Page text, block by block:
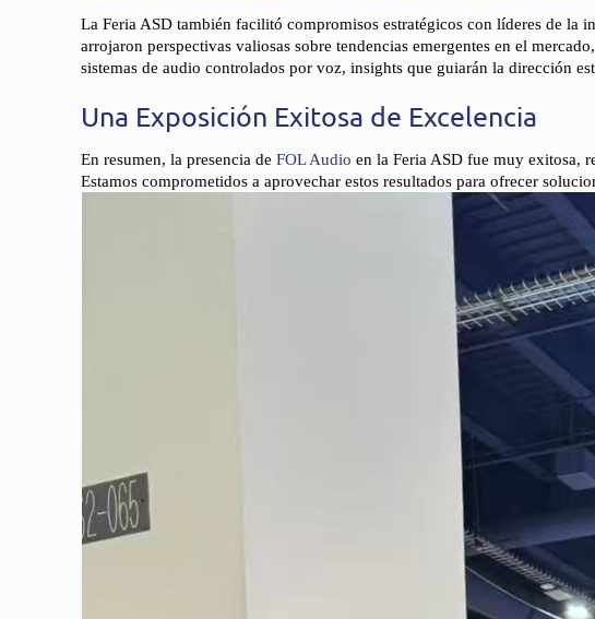
La Feria ASD también facilitó compromisos estratégicos con líderes de la
arrojaron perspectivas valiosas sobre tendencias emergentes en el
sistemas de audio controlados por voz, insights que guiarán la dirección
Una Exposición Exitosa de Excelencia
En resumen, la presencia deFOL Audio en la Feria ASD fue muy exitosa,
Estamos comprometidos a aprovechar estos resultados para ofrecer